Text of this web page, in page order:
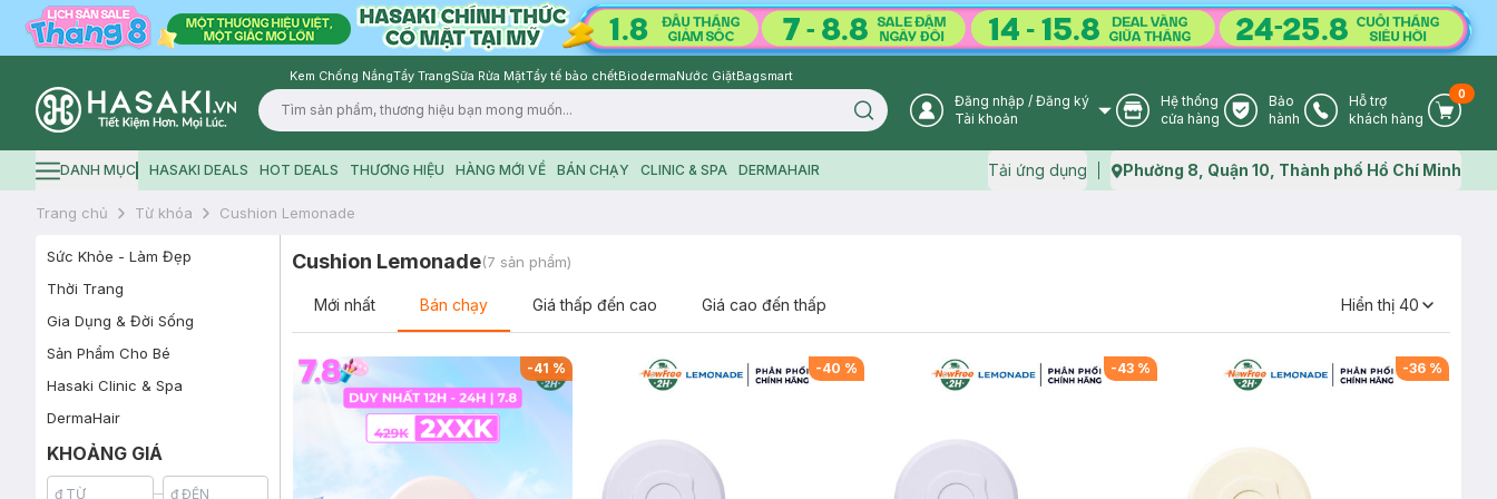
Kem Chống NắngTẩy TrangSữa Rửa MặtTẩy tế bào chếtBiodermaNước GiặtBagsmart
Logo
Search icon User Icon
Đăng nhập / Đăng ký
Tài khoản
Store Icon
Hệ thống
cửa hàng
Warranty Icon
Bảo
hành
Phone Icon
Hỗ trợ
khách hàng
Cart
0
Hamburger icon
DANH MỤC HASAKI DEALS HOT DEALS THƯƠNG HIỆU HÀNG MỚI VỀ BÁN CHẠY CLINIC & SPA DERMAHAIR Tải ứng dụng Map icon
Phường 8, Quận 10, Thành phố Hồ Chí Minh
Trang chủ Từ khóa Cushion Lemonade
Sức Khỏe - Làm Đẹp
Thời Trang
Gia Dụng & Đời Sống
Sản Phẩm Cho Bé
Hasaki Clinic & Spa
DermaHair
KHOẢNG GIÁ
Cushion Lemonade(7 sản phẩm)
Mới nhất Bán chạy Giá thấp đến cao Giá cao đến thấp Hiển thị 40
-41 % -40 % -43% -36 %